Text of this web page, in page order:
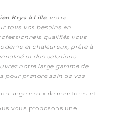
Krys à Lille, votre
tous vos besoins en
qualifiés vous
et chaleureux, prête à
et des solutions
notre large gamme de
pour prendre soin de vos
large choix de montures et
vous proposons une